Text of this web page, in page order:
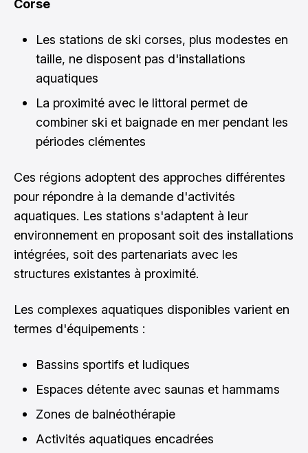
Corse
Les stations de ski corses, plus modestes en
taille, ne disposent pas d'installations
aquatiques
La proximité avec le littoral permet de
combiner ski et baignade en mer pendant les
périodes clémentes
Ces régions adoptent des approches différentes
pour répondre à la demande d'activités
aquatiques. Les stations s'adaptent à leur
environnement en proposant soit des installations
intégrées, soit des partenariats avec les
structures existantes à proximité.
Les complexes aquatiques disponibles varient en
termes d'équipements :
Bassins sportifs et ludiques
Espaces détente avec saunas et hammams
Zones de balnéothérapie
Activités aquatiques encadrées